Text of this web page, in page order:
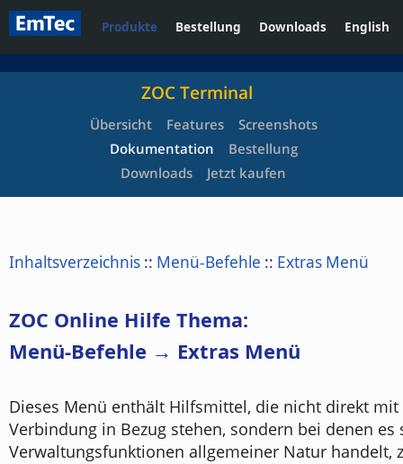
Produkte Bestellung Downloads English
ZOC Terminal
Übersicht Features
Screenshots
Dokumentation
Bestellung
Downloads
Jetzt kaufen
Inhaltsverzeichnis :: Menü-Befehle :: Extras Menü
ZOC Online Hilfe Thema:
Menü-Befehle → Extras Menü
Dieses Menü enthält Hilfsmittel, die nicht direkt
Verbindung in Bezug stehen, sondern bei denen es
Verwaltungsfunktionen allgemeiner Natur handelt,